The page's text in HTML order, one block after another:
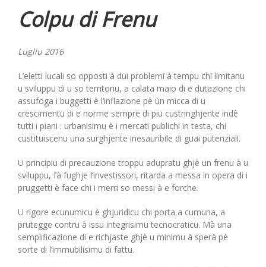
Colpu di Frenu
Lugliu 2016
L’eletti lucali so opposti à dui problemi à tempu chi limitanu
u sviluppu di u so territoriu, a calata maio di e dutazione chi
assufoga i buggetti è l’inflazione pè ùn micca di u
crescimentu di e norme sempre di piu custringhjente indè
tutti i piani : urbanisimu è i mercati publichi in testa, chi
custituiscenu una surghjente inesauribile di guai putenziali.
U principiu di precauzione troppu adupratu ghjè un frenu à u
sviluppu, fà fughje l’investissori, ritarda a messa in opera di i
pruggetti è face chi i merri so messi à e forche.
U rigore ecunumicu è ghjuridicu chi porta a cumuna, a
prutegge contru à issu integrisimu tecnocraticu. Mà una
semplificazione di e richjaste ghjè u minimu à sperà pè
sorte di l’immubilisimu di fattu.